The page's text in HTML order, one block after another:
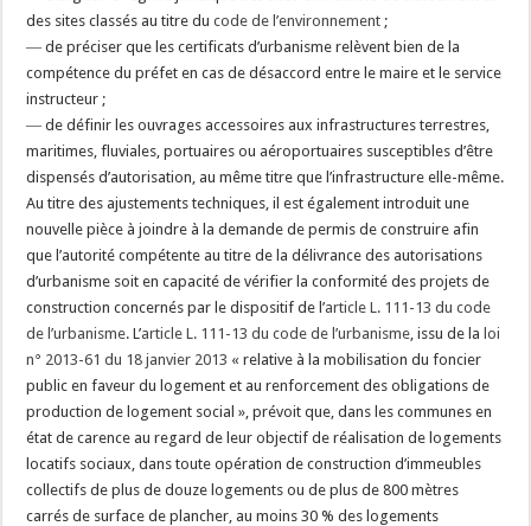
des sites classés au titre ducode de l’environnement ;
― de préciser que les certificats d’urbanisme relèvent bien de la
compétence du préfet en cas de désaccord entre le maire et le service
instructeur ;
― de définir les ouvrages accessoires aux infrastructures terrestres,
maritimes, fluviales, portuaires ou aéroportuaires susceptibles d’être
dispensés d’autorisation, au même titre que l’infrastructure elle-même.
Au titre des ajustements techniques, il est également introduit une
nouvelle pièce à joindre à la demande de permis de construire afin
que l’autorité compétente au titre de la délivrance des autorisations
d’urbanisme soit en capacité de vérifier la conformité des projets de
construction concernés par le dispositif de l’article L. 111-13 du code
de l’urbanisme. L’article L. 111-13 du code de l’urbanisme, issu de la loi
n° 2013-61 du 18 janvier 2013 « relative à la mobilisation du foncier
public en faveur du logement et au renforcement des obligations de
production de logement social », prévoit que, dans les communes en
état de carence au regard de leur objectif de réalisation de logements
locatifs sociaux, dans toute opération de construction d’immeubles
collectifs de plus de douze logements ou de plus de 800 mètres
carrés de surface de plancher, au moins 30 % des logements